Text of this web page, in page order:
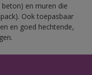
en muren die
Ook toepasbaar
en goed hechtende,